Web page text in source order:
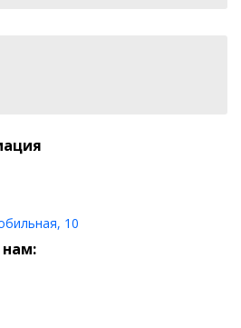
10
нам: